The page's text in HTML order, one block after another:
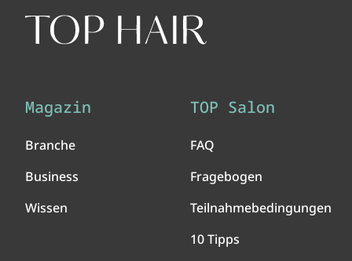
Magazin
Branche
Business
Wissen
TOP Salon
FAQ
Fragebogen
Teilnahmebedingungen
10 Tipps